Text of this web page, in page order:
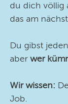
Wir suchen >
Über uns >
du dich völlig
das am
Du gibst
aber wer
Wir wissen:
Job.